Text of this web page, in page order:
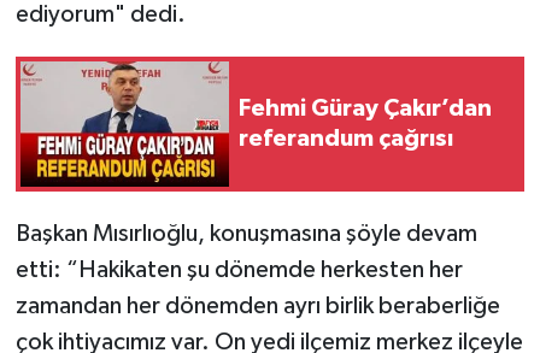
ediyorum" dedi.
Fehmi Güray Çakır’dan
referandum çağrısı
Başkan Mısırlıoğlu, konuşmasına şöyle devam
etti: “Hakikaten şu dönemde herkesten her
zamandan her dönemden ayrı birlik beraberliğe
çok ihtiyacımız var. On yedi ilçemiz merkez ilçeyle